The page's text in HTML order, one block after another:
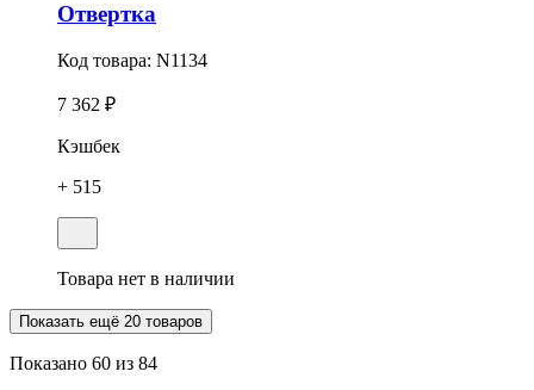
Отвеpтка
Код товара: N1134
7 362 ₽
Кэшбек
+ 515
Товара нет в наличии
Показать ещё 20 товаров
Показано 60 из 84